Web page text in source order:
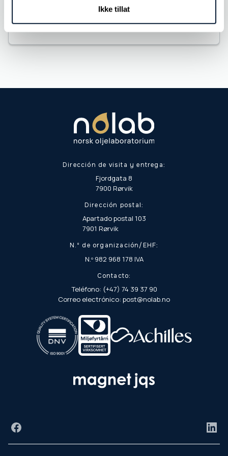
Ikke tillat
Análisis elemental
Dirección de visita y entrega:
Fjordgata 8
7900 Rørvik
Dirección postal:
Apartado postal 103
7901 Rørvik
N.º de organización/EHF:
N.º 982 968 178 IVA
Contacto:
Teléfono: (+47) 74 39 37 90
Correo electrónico: post@nolab.no
Facebook